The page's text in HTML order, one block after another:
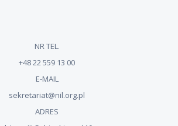
NR TEL.
+48 22 559 13 00
E-MAIL
sekretariat@nil.org.pl
ADRES